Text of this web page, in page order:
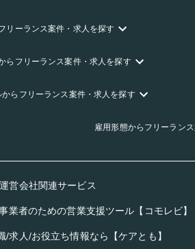
リーランス案件・求人を探す
らフリーランス案件・求人を探す
からフリーランス案件・求人を探す
雇用形態からフリーランス
運営会社関連サービス
業者のための営業支援ツール【コモレビ】
/求人/お役立ち情報なら【ケアとも】